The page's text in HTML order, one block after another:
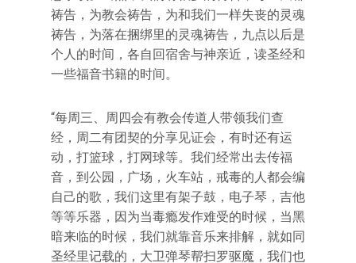
祷告，为教会祷告，为和我们一样失丧的灵魂
祷告，为落在捆绑里的灵魂祷告，九点以后是
个人的时间，各自回宿舍与神亲近，读圣经和
一些福音书籍的时间。
“每周三、周四会有教会传道人带领我们查
经，周二有团契的分享见证会，有时还有运
动，打篮球，打网球等。我们经常出去传福
音，到公园，广场，火车站，戒毒的人都会编
自己的歌，我们这里有架子鼓，电子琴，吉他
等等乐器，因为当毒瘾发作难受的时候，当黑
暗来临的时候，我们就靠音乐来排解，就如同
圣经里记载的，大卫弹琴帮扫罗驱魔，我们也